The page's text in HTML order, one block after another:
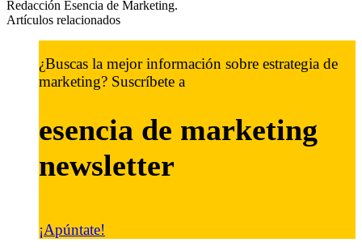
Redacción Esencia de Marketing.
Artículos relacionados
¿Buscas la mejor información sobre estrategia de
marketing? Suscríbete a
esencia de marketing
newsletter
¡Apúntate!